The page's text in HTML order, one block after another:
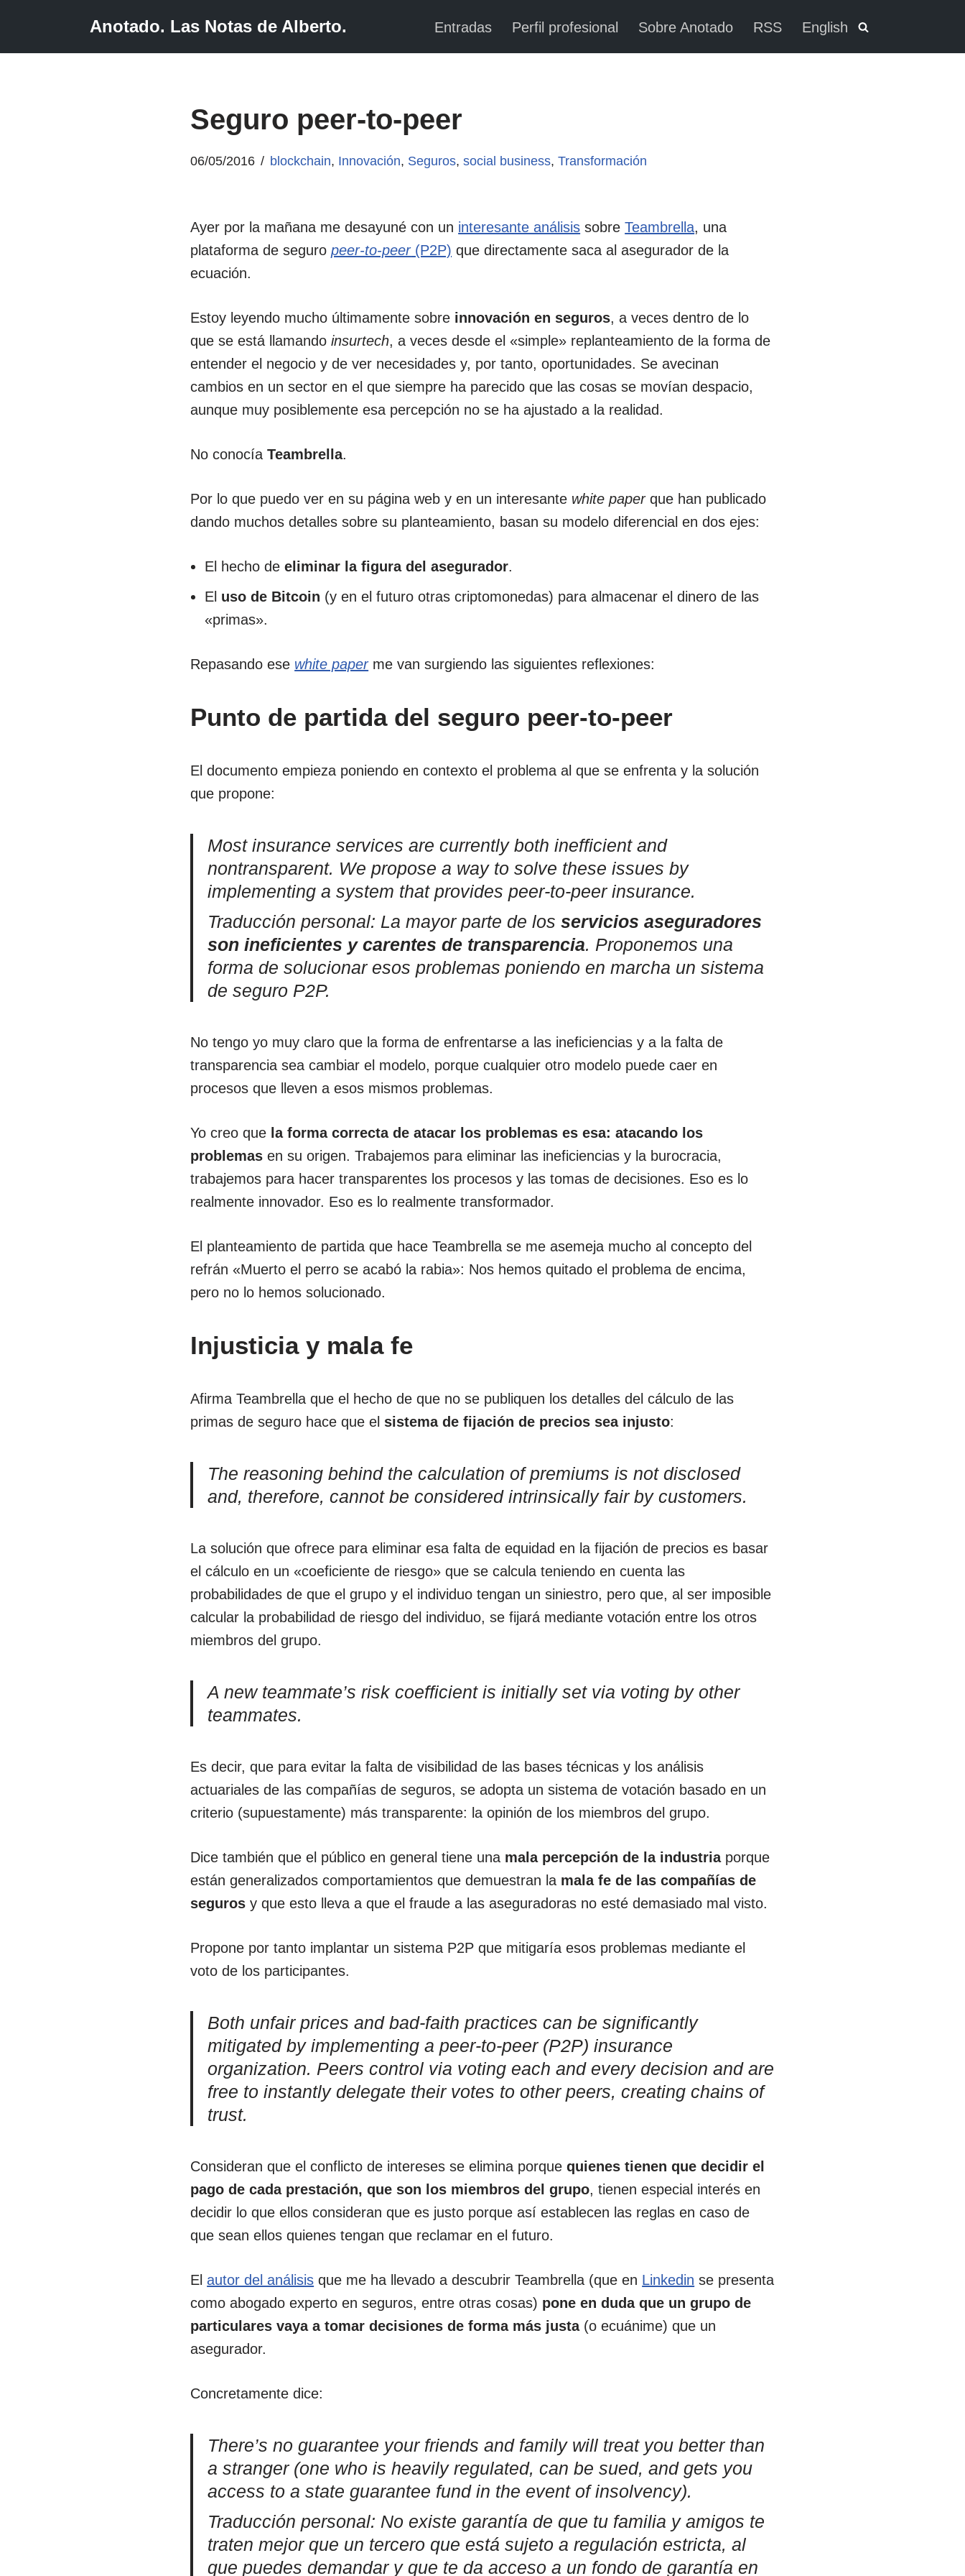
Anotado. Las Notas de Alberto. Entradas Perfil profesional Sobre Anotado RSS English
Seguro peer-to-peer
06/05/2016 blockchain, Innovación, Seguros,social business,Transformación
Ayer por la mañana me desayuné con un interesante análisis sobreTeambrella, una
plataforma de seguropeer-to-peer(P2P) que directamente saca al asegurador de la
ecuación.
Estoy leyendo mucho últimamente sobre innovación en seguros, a veces dentro de lo
que se está llamandoinsurtech, a veces desde el «simple» replanteamiento de la forma de
entender el negocio y de ver necesidades y, por tanto, oportunidades. Se avecinan
cambios en un sector en el que siempre ha parecido que las cosas se movían despacio,
aunque muy posiblemente esa percepción no se ha ajustado a la realidad.
No conocíaTeambrella.
Por lo que puedo ver en su página web y en un interesante white paperque han publicado
dando muchos detalles sobre su planteamiento, basan su modelo diferencial en dos ejes:
El hecho deeliminar la figura delasegurador.
El uso de Bitcoin (y en el futuro otras criptomonedas) para almacenar el dinero de las
«primas».
Repasando ese white paperme van surgiendo las siguientes reflexiones:
Punto de partida del seguro peer-to-peer
El documento empieza poniendo en contexto el problema al que se enfrenta y la solución
que propone:
Most insurance services are currently both inefficient and
nontransparent. We propose a way to solve these issues by
implementing a system that provides peer-to-peer insurance.
Traducción personal: La mayor parte de los servicios aseguradores
son ineficientes y carentes de transparencia. Proponemos una
forma de solucionar esos problemas poniendo en marcha un sistema
de seguro P2P.
No tengo yo muy claro que la forma de enfrentarse a las ineficiencias y a la falta de
transparencia sea cambiar el modelo, porque cualquier otro modelo puede caer en
procesos que lleven a esos mismos problemas.
Yo creo que la forma correcta de atacar los problemas es esa: atacando los
problemas en su origen. Trabajemos para eliminar las ineficiencias y la burocracia,
trabajemos para hacer transparentes los procesos y las tomas de decisiones. Eso es lo
realmente innovador. Eso es lo realmente transformador.
El planteamiento de partida que hace Teambrella se me asemeja mucho al concepto del
refrán «Muerto el perro se acabó la rabia»: Nos hemos quitado el problema de encima,
pero no lo hemos solucionado.
Injusticia y mala fe
Afirma Teambrella que el hecho de que no se publiquen los detalles del cálculo de las
primas de seguro hace que el sistema de fijación de precios sea injusto:
The reasoning behind the calculation of premiums is not disclosed
and, therefore, cannot be considered intrinsically fair by customers.
La solución que ofrece para eliminar esa falta de equidad en la fijación de precios es basar
el cálculo en un «coeficiente de riesgo» que se calcula teniendo en cuenta las
probabilidades de que el grupo y el individuo tengan un siniestro, pero que, al ser imposible
calcular la probabilidad de riesgo del individuo, se fijará mediante votación entre los otros
miembros del grupo.
A new teammate’s risk coefficient is initially set via voting by other
teammates.
Es decir, que para evitar la falta de visibilidad de las bases técnicas y los análisis
actuariales de las compañías de seguros, se adopta un sistema de votación basado en un
criterio (supuestamente) más transparente: la opinión de los miembros del grupo.
Dice también que el público en general tiene una mala percepción de la industriaporque
están generalizados comportamientos que demuestran la mala fe de las compañías de
seguros y que esto lleva a que el fraude a las aseguradoras no esté demasiado mal visto.
Propone por tanto implantar un sistema P2P que mitigaría esos problemas mediante el
voto de los participantes.
Both unfair prices and bad-faith practices can be significantly
mitigated by implementing a peer-to-peer (P2P) insurance
organization. Peers control via voting each and every decision and are
free to instantly delegate their votes to other peers, creating chains of
trust.
Consideran que el conflicto de intereses se elimina porquequienes tienen que decidir el
pago de cada prestación, que son los miembros del grupo, tienen especial interés en
decidir lo que ellos consideran que es justo porque así establecen las reglas en caso de
que sean ellos quienes tengan que reclamar en el futuro.
Elautor del análisis que me ha llevado a descubrir Teambrella (que en Linkedin se presenta
como abogado experto en seguros, entre otras cosas) pone en duda que un grupo de
particulares vaya a tomar decisiones de forma más justa(o ecuánime) que un
asegurador.
Concretamente dice:
There’s no guarantee your friends and family will treat you better than
a stranger (one who is heavily regulated, can be sued, and gets you
access to a state guarantee fund in the event of insolvency).
Traducción personal: No existe garantía de que tu familia y amigos te
traten mejor que un tercero que está sujeto a regulación estricta, al
que puedes demandar y que te da acceso a un fondo de garantía en